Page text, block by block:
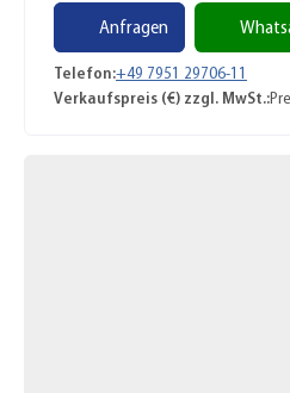
Anfragen
Telefon:+49 7951 29706-11
Verkaufspreis (€) zzgl. MwSt.: